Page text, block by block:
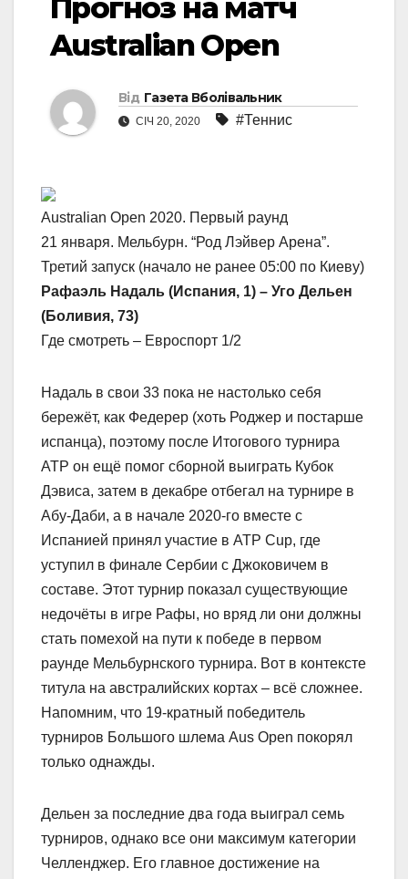
Прогноз на матч
Australian Open
Від Газета Вболівальник
СІЧ 20, 2020 #Теннис
Australian Open 2020. Первый раунд
21 января. Мельбурн. “Род Лэйвер Арена”.
Третий запуск (начало не ранее 05:00 по Киеву)
Рафаэль Надаль (Испания, 1) – Уго Дельен
(Боливия, 73)
Где смотреть – Евроспорт 1/2
Надаль в свои 33 пока не настолько себя
бережёт, как Федерер (хоть Роджер и постарше
испанца), поэтому после Итогового турнира
АТР он ещё помог сборной выиграть Кубок
Дэвиса, затем в декабре отбегал на турнире в
Абу-Даби, а в начале 2020-го вместе с
Испанией принял участие в АТР Cup, где
уступил в финале Сербии с Джоковичем в
составе. Этот турнир показал существующие
недочёты в игре Рафы, но вряд ли они должны
стать помехой на пути к победе в первом
раунде Мельбурнского турнира. Вот в контексте
титула на австралийских кортах – всё сложнее.
Напомним, что 19-кратный победитель
турниров Большого шлема Aus Open покорял
только однажды.
Дельен за последние два года выиграл семь
турниров, однако все они максимум категории
Челленджер. Его главное достижение на